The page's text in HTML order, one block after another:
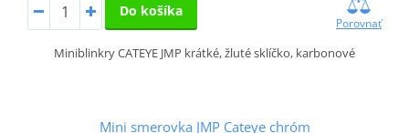
Do košíka
Porovnať
Miniblinkry CATEYE JMP krátké, žluté sklíčko, karbonové
Mini smerovka JMP Cateye chróm